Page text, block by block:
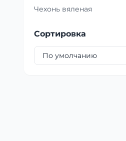
Чехонь вяленая
Сортировка